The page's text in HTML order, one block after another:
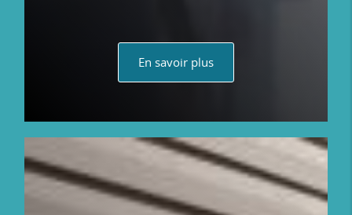
En savoir plus